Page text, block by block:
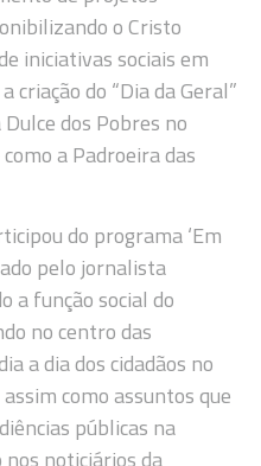
o Cristo
iniciativas sociais em
criação do “Dia da Geral”
dos Pobres no
a Padroeira das
do programa ‘Em
pelo jornalista
a função social do
no centro das
a dia dos cidadãos no
como assuntos que
públicas na
noticiários da